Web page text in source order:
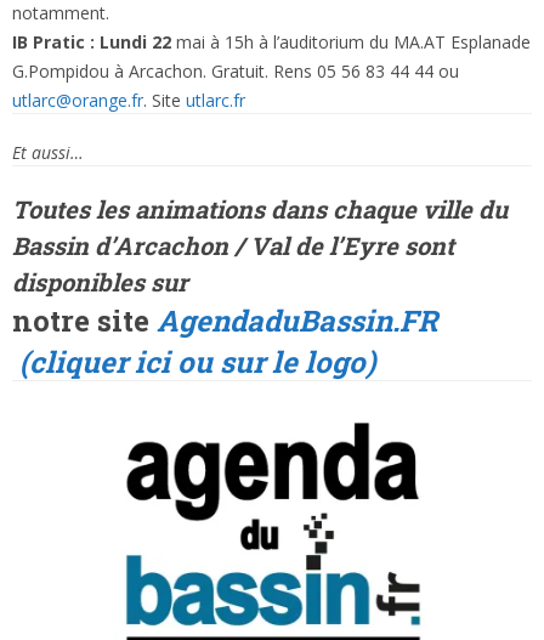
notamment.
IB Pratic : Lundi 22mai à 15h à l’auditorium du MA.AT Esplanade
G.Pompidou à Arcachon. Gratuit. Rens 05 56 83 44 44 ou
utlarc@orange.fr. Site utlarc.fr
Et aussi…
Toutes les animations danschaque villedu
Bassin d’Arcachon / Val de l’Eyre sont
disponibles sur
notre site AgendaduBassin.FR
(cliquer ici ou sur le logo)